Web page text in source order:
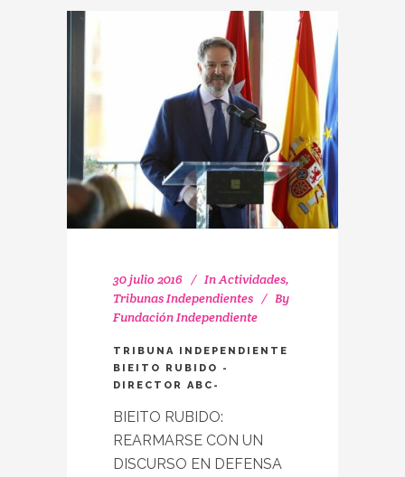
30 julio 2016 InActividades,
Tribunas Independientes
By
Fundación Independiente
TRIBUNA INDEPENDIENTE
BIEITO RUBIDO -
DIRECTOR ABC-
BIEITO RUBIDO:
REARMARSE CON UN
DISCURSO EN DEFENSA